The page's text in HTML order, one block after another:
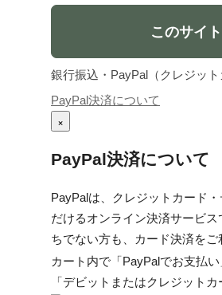
このサイ
銀行振込・PayPal（クレジッ
PayPal決済について
×
PayPal決済について
PayPalは、クレジットカード
だけるオンライン決済サービ
ちでない方も、カード決済をご
カート内で「PayPalでお支払
「デビットまたはクレジット